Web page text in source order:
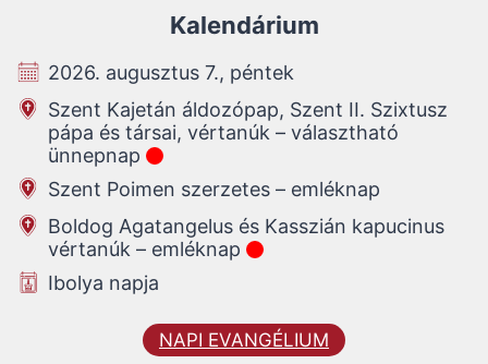
Kalendárium
2026. augusztus 7., péntek
Szent Kajetán áldozópap, Szent II. Szixtusz
pápa és társai, vértanúk – választható
ünnepnap
Szent Poimen szerzetes – emléknap
Boldog Agatangelus és Kasszián kapucinus
vértanúk – emléknap
Ibolya napja
NAPI EVANGÉLIUM